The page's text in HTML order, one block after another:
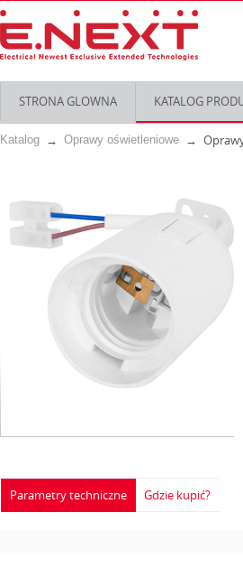
STRONA GLOWNA KATALOG
Katalog Oprawy oświetleniowe
Parametry techniczne Gdzie kupić?